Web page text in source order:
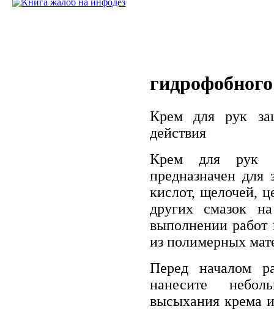
Крем для рук
действия
Крем для рук
предназначен
кислот, щелочей,
других смазок
выполнении работ
из полимерных
Перед началом
нанесите
высыхания крема